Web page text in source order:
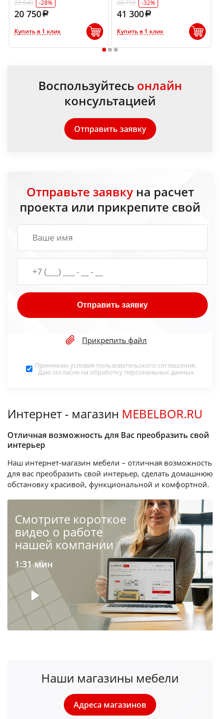
28 640 -28%
20 750
Купить в 1 клик
60 710 -32%
41 300
Купить в 1 клик
1 2 3
Воспользуйтесь онлайн
консультацией
Отправить заявку
Отправьте заявкуна расчет
проекта или прикрепите свой
Отправить заявку
Прикрепить файл
Принимаю условия пользовательского соглашения.
Даю согласие на обработку персональных данных
Интернет - магазин MEBELBOR.RU
Отличная возможность для Вас преобразить свой
интерьер
Наш интернет-магазин мебели – отличная возможность
для вас преобразить свой интерьер, сделать домашнюю
обстановку красивой, функциональной и комфортной.
Cмотрите короткое
видео о работе
нашей компании
1:31 мин
Наши магазины мебели
Адреса магазинов